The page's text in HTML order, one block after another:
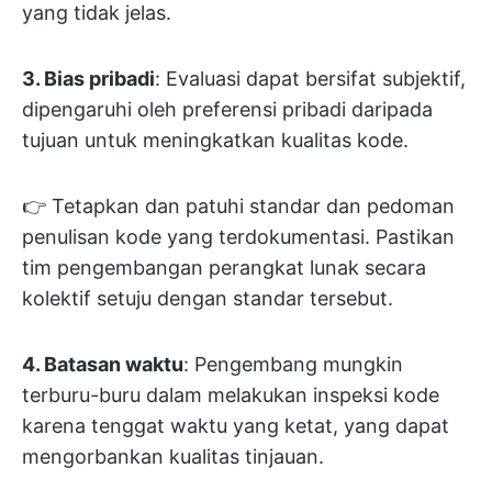
yang tidak jelas.
3. Bias pribadi: Evaluasi dapat bersifat subjektif,
dipengaruhi oleh preferensi pribadi daripada
tujuan untuk meningkatkan kualitas kode.
👉 Tetapkan dan patuhi standar dan pedoman
penulisan kode yang terdokumentasi. Pastikan
tim pengembangan perangkat lunak secara
kolektif setuju dengan standar tersebut.
4. Batasan waktu: Pengembang mungkin
terburu-buru dalam melakukan inspeksi kode
karena tenggat waktu yang ketat, yang dapat
mengorbankan kualitas tinjauan.